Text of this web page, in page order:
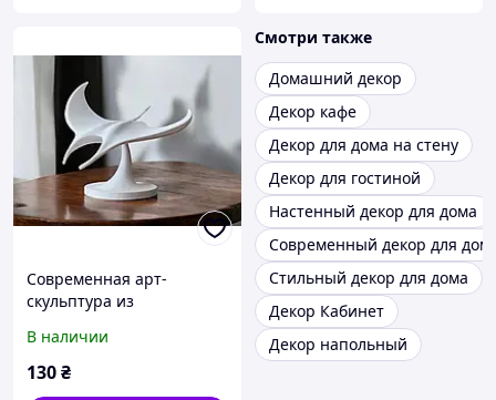
Современная арт-
скульптура из
элегантный декор для
дома, офиса, кофейни или
В наличии
130₴
Смотри также
Домашний декор
Декор кафе
Декор для дома на стену
Декор для гостиной
Настенный декор для дома
Современный декор для
Стильный декор для дома
Декор Кабинет
Декор напольный